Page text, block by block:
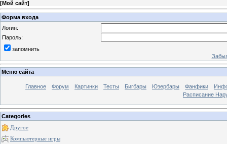
[Мой сайт]
Форма входа
Логин:
Пароль:
запомнить
Меню сайта
Главное Форум Картинки Тесты Бигбары Юзербары Фанфики
Расписание
Categories
Другое
Компьютерные игры